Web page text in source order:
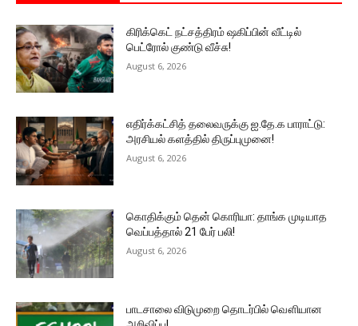
கிரிக்கெட் நட்சத்திரம் ஷகிப்பின் வீட்டில்
பெட்ரோல் குண்டு வீச்சு!
August 6, 2026
எதிர்க்கட்சித் தலைவருக்கு ஐ.தே.க பாராட்டு:
அரசியல் களத்தில் திருப்புமுனை!
August 6, 2026
கொதிக்கும் தென் கொரியா: தாங்க முடியாத
வெப்பத்தால் 21 பேர் பலி!
August 6, 2026
பாடசாலை விடுமுறை தொடர்பில் வௌியான